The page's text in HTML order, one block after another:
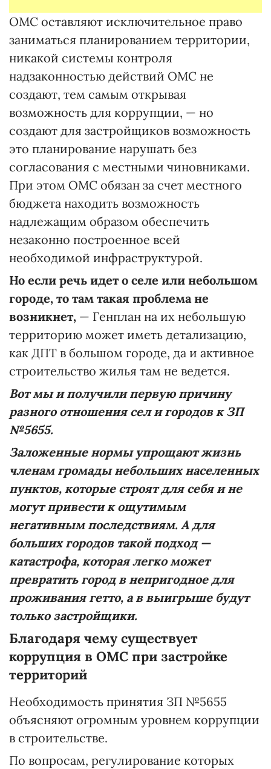
ОМС оставляют исключительное право
заниматься планированием территории,
никакой системы контроля
надзаконностью действий ОМС не
создают, тем самым открывая
возможность для коррупции, — но
создают для застройщиков возможность
это планирование нарушать без
согласования с местными чиновниками.
При этом ОМС обязан за счет местного
бюджета находить возможность
надлежащим образом обеспечить
незаконно построенное всей
необходимой инфраструктурой.
Но если речь идет о селе или небольшом
городе, то там такая проблема не
возникнет, — Генплан на их небольшую
территорию может иметь детализацию,
как ДПТ в большом городе, да и активное
строительство жилья там не ведется.
Вот мы и получили первую причину
разного отношения сел и городов к ЗП
№5655.
Заложенные нормы упрощают жизнь
членам громады небольших населенных
пунктов, которые строят для себя и не
могут привести к ощутимым
негативным последствиям. А для
больших городов такой подход —
катастрофа, которая легко может
превратить город в непригодное для
проживаниягетто, а в выигрыше будут
только застройщики.
Благодаря чему существует
коррупция в ОМС при застройке
территорий
Необходимость принятия ЗП №5655
объясняют огромным уровнем коррупции
в строительстве.
По вопросам, регулирование которых